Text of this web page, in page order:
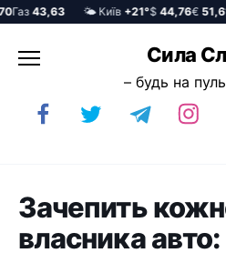
43,63 🌤️ Київ+21°$44,76€51,61
до
Сила
– будь на
Зачепить
власника авто: